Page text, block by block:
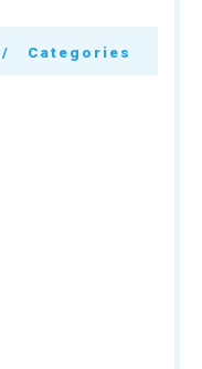
Categories